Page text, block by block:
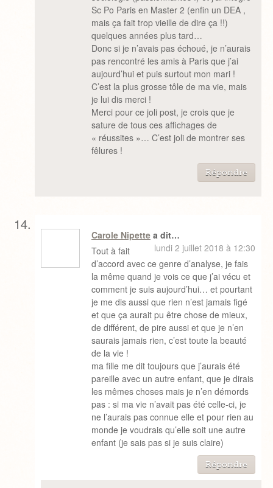
Sc Po Paris en Master 2 (enfin un DEA ,
mais ça fait trop vieille de dire ça !!)
quelques années plus tard…
Donc si je n’avais pas échoué, je n’aurais
pas rencontré les amis à Paris que j’ai
aujourd’hui et puis surtout mon mari !
C’est la plus grosse tôle de ma vie, mais
je lui dis merci !
Merci pour ce joli post, je crois que je
sature de tous ces affichages de
« réussites »… C’est joli de montrer ses
fêlures !
Répondre
Carole Nipettea dit…
lundi 2 juillet 2018 à 12:30
Tout à fait
d’accord avec ce genre d’analyse, je fais
la même quand je vois ce que j’ai vécu et
comment je suis aujourd’hui… et pourtant
je me dis aussi que rien n’est jamais figé
et que ça aurait pu être chose de mieux,
de différent, de pire aussi et que je n’en
saurais jamais rien, c’est toute la beauté
de la vie !
ma fille me dit toujours que j’aurais été
pareille avec un autre enfant, que je dirais
les mêmes choses mais je n’en démords
pas : si ma vie n’avait pas été celle-ci, je
ne l’aurais pas connue elle et pour rien au
monde je voudrais qu’elle soit une autre
enfant (je sais pas si je suis claire)
Répondre